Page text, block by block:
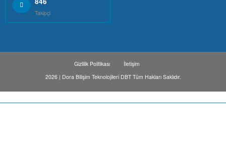
Takipçi
Gizlilik Politikası
İletişim
2026 | Dora Bilişim Teknolojileri DBT Tüm Hakları Saklıdır.